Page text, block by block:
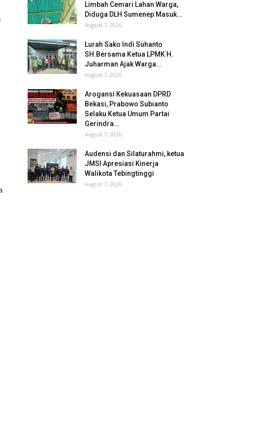
Limbah Cemari Lahan Warga,
Diduga DLH Sumenep Masuk...
August 7, 2026
Lurah Sako Indi Suhanto
SH.Bersama Ketua LPMK H.
Juharman Ajak Warga...
August 7, 2026
Arogansi Kekuasaan DPRD
Bekasi, Prabowo Subianto
Selaku Ketua Umum Partai
Gerindra...
August 7, 2026
Audensi dan Silaturahmi, ketua
JMSI Apresiasi Kinerja
Walikota Tebingtinggi
August 7, 2026